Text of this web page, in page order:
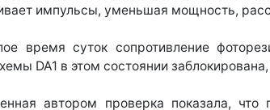
импульсы, уменьшая мощность,
время суток сопротивление
DA1 в этом состоянии
автором проверка показала,